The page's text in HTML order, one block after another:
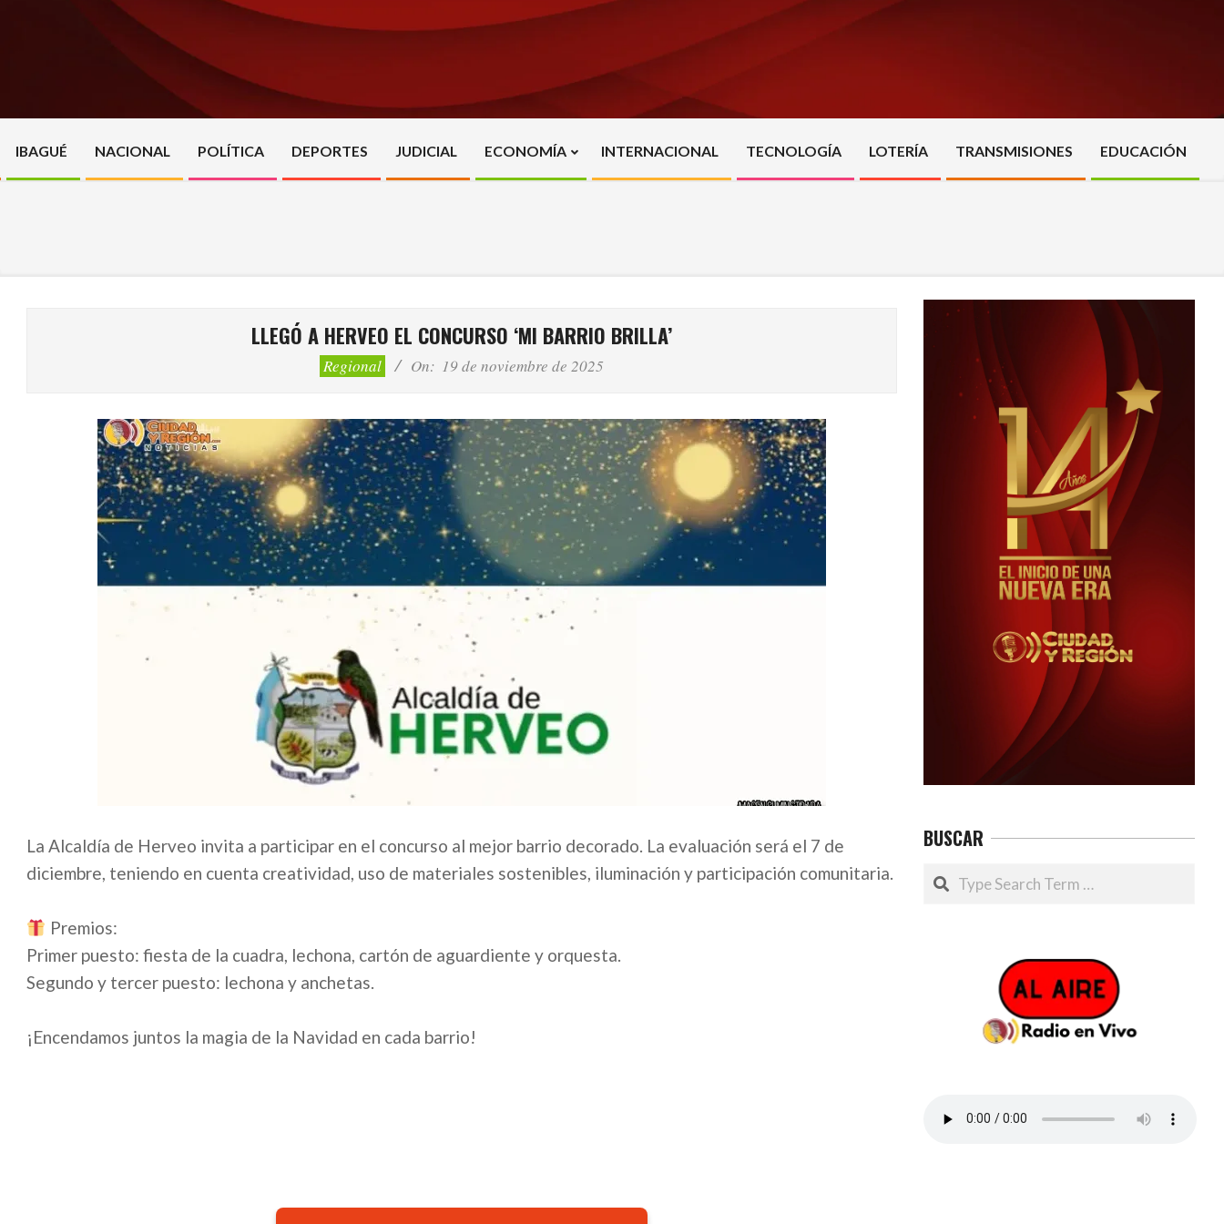
Primary
Navigation
IBAGUÉ NACIONAL POLÍTICA DEPORTES JUDICIAL ECONOMÍA INTERNACIONAL TECNOLOGÍA LOTERÍA TRANSMISIONES EDUCACIÓN
LLEGÓ A HERVEO EL CONCURSO ‘MI BARRIO BRILLA’
Regional On: 19 de noviembre de 2025
La Alcaldía de Herveo invita a participar en el concurso al mejor barrio decorado. La evaluación será el 7 de
diciembre, teniendo en cuenta creatividad, uso de materiales sostenibles, iluminación y participación comunitaria.
Premios:
Primer puesto: fiesta de la cuadra, lechona, cartón de aguardiente y orquesta.
Segundo y tercer puesto: lechona y anchetas.
¡Encendamos juntos la magia de la Navidad en cada barrio!
BUSCAR
Search